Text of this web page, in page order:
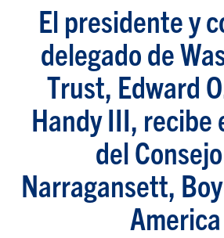
El presidente y
delegado de
Trust, Edward
Handy III, recibe
del
Narragansett,
America